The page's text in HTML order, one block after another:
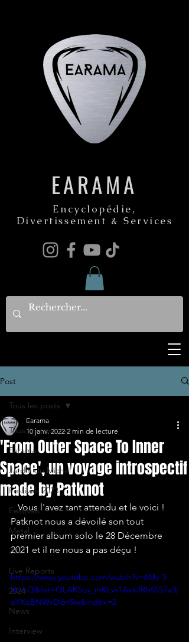
EARAMA
Encyclopédie,
Divertissement & Services
Post
Tous les posts
Earama
Jardin du Michel
Festivals 2023
Festivals
Metal
2023
Live Reports
2024
News
Interview
Tous les posts
'From Outer Space To Inner
Space', un voyage introspectif
made by Patknot
Earama
10 janv. 2022 2 min de lecture
   Vous l'avez tant attendu et le voici !
Patknot nous a dévoilé son tout
premier album solo le 28 Décembre
2021 et il ne nous a pas déçu !
https://www.youtube.com/watch?v=6Mv-3-
5IwkQ&list=OLAK5uy_mKLvv1AxkJRh6SS7a3j
oYXoBNWvDl6nSw&index=2